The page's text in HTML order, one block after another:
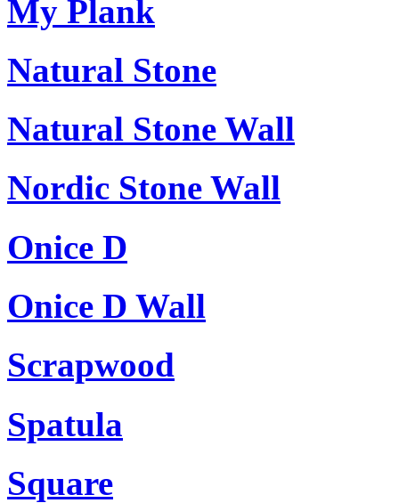
My Plank
Natural Stone
Natural Stone Wall
Nordic Stone Wall
Onice D
Onice D Wall
Scrapwood
Spatula
Square